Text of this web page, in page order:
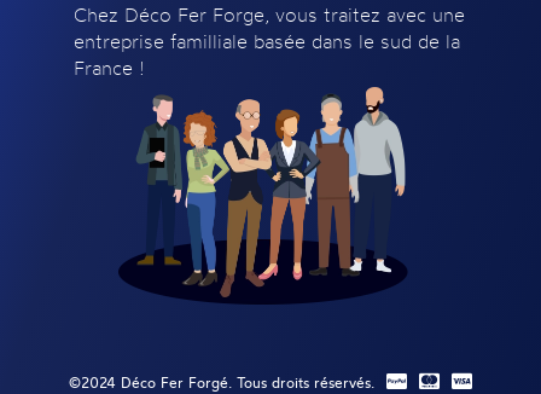
Chez Déco Fer Forge, vous traitez avec une
entreprise familliale basée dans le sud de la
France !
©2024 Déco Fer Forgé. Tous droits réservés.